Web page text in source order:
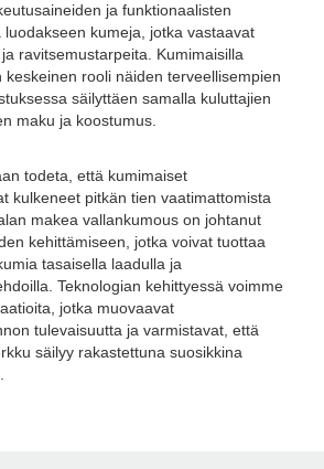
ja funktionaalisten
luodakseen kumeja, jotka vastaavat
ravitsemustarpeita. Kumimaisilla
keskeinen rooli näiden terveellisempien
säilyttäen samalla kuluttajien
maku ja koostumus.
todeta, että kumimaiset
kulkeneet pitkän tien vaatimattomista
makea vallankumous on johtanut
kehittämiseen, jotka voivat tuottaa
tasaisella laadulla ja
Teknologian kehittyessä voimme
jotka muovaavat
tulevaisuutta ja varmistavat, että
säilyy rakastettuna suosikkina